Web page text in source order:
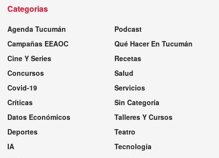
Categorias
Agenda Tucumán
Campañas EEAOC
Cine Y Series
Concursos
Covid-19
Críticas
Datos Económicos
Deportes
IA
Podcast
Qué Hacer En Tucumán
Recetas
Salud
Servicios
Sin Categoría
Talleres Y Cursos
Teatro
Tecnología